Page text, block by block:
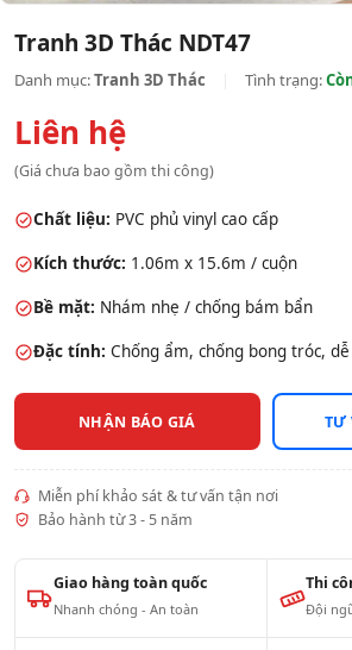
Tranh 3D Thác NDT47
Danh mục:Tranh 3D Thác Tình trạng:
Liên hệ
(Giá chưa bao gồm thi công)
Chất liệu: PVC phủ vinyl cao cấp
Kích thước: 1.06m x 15.6m / cuộn
Bề mặt: Nhám nhẹ / chống bám bẩn
Đặc tính: Chống ẩm, chống bong tróc,
NHẬN BÁO GIÁ TƯ
Miễn phí khảo sát & tư vấn tận nơi
Bảo hành từ 3 - 5 năm
Giao hàng toàn quốc
Nhanh chóng - An toàn
Thi
Đội